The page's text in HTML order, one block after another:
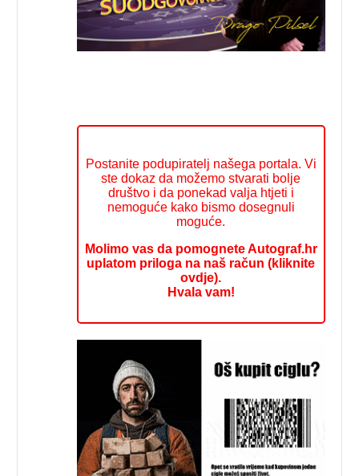
Postanite podupiratelj našega portala. Vi
ste dokaz da možemo stvarati bolje
društvo i da ponekad valja htjeti i
nemoguće kako bismo dosegnuli
moguće.
Molimo vas da pomognete Autograf.hr
uplatom priloga na naš račun (kliknite
ovdje).
Hvala vam!